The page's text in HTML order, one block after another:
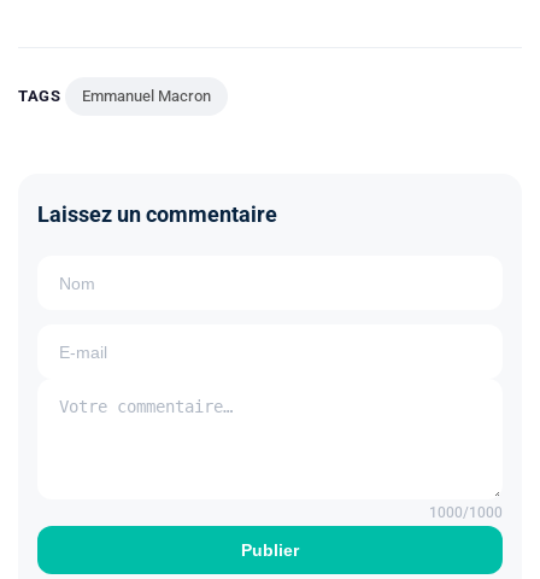
TAGS Emmanuel Macron
Laissez un commentaire
Publier
1000/1000